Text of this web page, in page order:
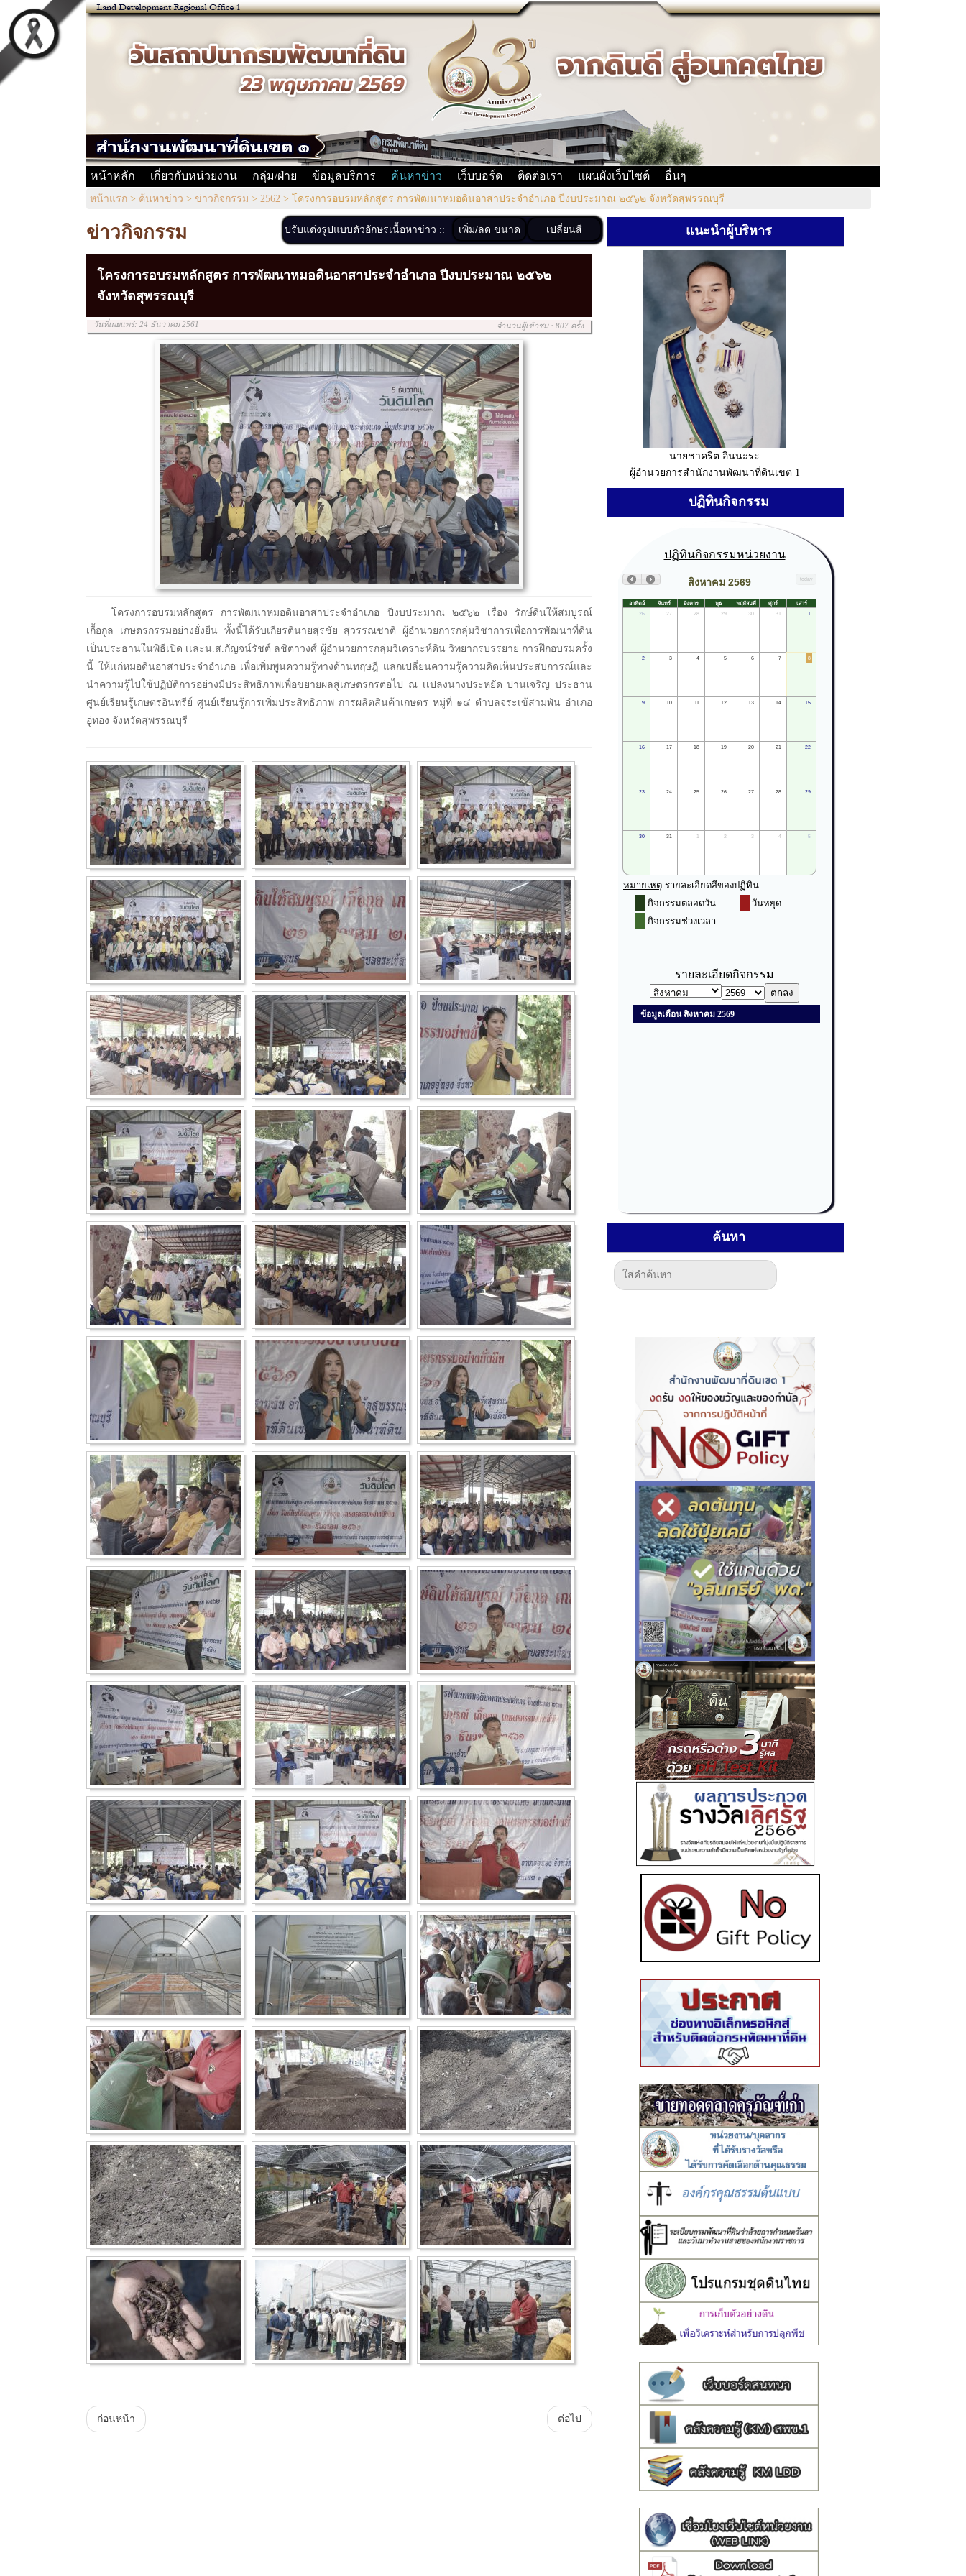
หน้าหลัก เกี่ยวกับหน่วยงาน กลุ่ม/ฝ่าย ข้อมูลบริการ ค้นหาข่าว เว็บบอร์ด ติดต่อเรา แผนผังเว็บไซต์ อื่นๆ
หน้าแรก > ค้นหาข่าว > ข่าวกิจกรรม > 2562 > โครงการอบรมหลักสูตร การพัฒนาหมอดินอาสาประจำอำเภอ ปีงบประมาณ ๒๕๖๒ จังหวัดสุพรรณบุรี
ข่าวกิจกรรม
โครงการอบรมหลักสูตร การพัฒนาหมอดินอาสาประจำอำเภอ ปีงบประมาณ ๒๕๖๒
จังหวัดสุพรรณบุรี
วันที่เผยแพร่: 24 ธันวาคม 2561 จำนวนผู้เข้าชม : 807 ครั้ง
โครงการอบรมหลักสูตร การพัฒนาหมอดินอาสาประจำอำเภอ ปีงบประมาณ ๒๕๖๒ เรื่อง รักษ์ดินให้สมบูรณ์
เกื้อกูล เกษตรกรรมอย่างยั่งยืน ทั้งนี้ได้รับเกียรตินายสุรชัย สุวรรณชาติ ผู้อำนวยการกลุ่มวิชาการเพื่อการพัฒนาที่ดิน
เป็นประธานในพิธีเปิด เเละน.ส.กัญจน์รัชต์ ลชิตาวงศ์ ผู้อำนวยการกลุ่มวิเคราะห์ดิน วิทยากรบรรยาย การฝึกอบรมครั้ง
นี้ ให้เเก่หมอดินอาสาประจำอำเภอ เพื่อเพิ่มพูนความรู้ทางด้านทฤษฎี แลกเปลี่ยนความรู้ความคิดเห็นประสบการณ์และ
นำความรู้ไปใช้ปฏิบัติการอย่างมีประสิทธิภาพเพื่อขยายผลสู่เกษตรกรต่อไป ณ เเปลงนางประหยัด ปานเจริญ ประธาน
ศูนย์เรียนรู้เกษตรอินทรีย์ ศูนย์เรียนรู้การเพิ่มประสิทธิภาพ การผลิตสินค้าเกษตร หมู่ที่ ๑๔ ตำบลจระเข้สามพัน อำเภอ
อู่ทอง จังหวัดสุพรรณบุรี
Menu
ก่อนหน้า ต่อไป
ปรับแต่งรูปแบบตัวอักษรเนื้อหาข่าว :: เพิ่ม/ลด ขนาด เปลี่ยนสี แนะนำผู้บริหาร
นายชาคริต อินนะระ
ผู้อำนวยการสำนักงานพัฒนาที่ดินเขต 1
ปฏิทินกิจกรรม
ค้นหา